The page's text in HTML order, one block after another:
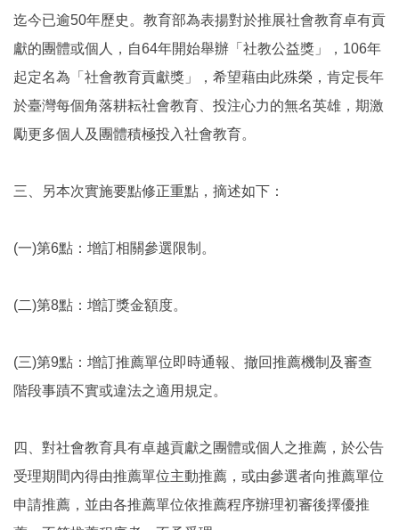
迄今已逾50年歷史。教育部為表揚對於推展社會教育卓有貢
獻的團體或個人，自64年開始舉辦「社教公益獎」，106年
起定名為「社會教育貢獻獎」，希望藉由此殊榮，肯定長年
於臺灣每個角落耕耘社會教育、投注心力的無名英雄，期激
勵更多個人及團體積極投入社會教育。
三、另本次實施要點修正重點，摘述如下：
(一)第6點：增訂相關參選限制。
(二)第8點：增訂獎金額度。
(三)第9點：增訂推薦單位即時通報、撤回推薦機制及審查
階段事蹟不實或違法之適用規定。
四、對社會教育具有卓越貢獻之團體或個人之推薦，於公告
受理期間內得由推薦單位主動推薦，或由參選者向推薦單位
申請推薦，並由各推薦單位依推薦程序辦理初審後擇優推